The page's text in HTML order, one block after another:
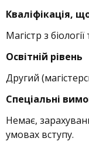
Кваліфікація,
Магістр з біології
Освітній рівень
Другий
Спеціальні
Немає,
умовах вступу.